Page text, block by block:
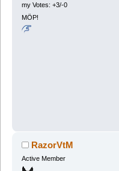
my Votes: +3/-0
MÖP!
RazorVtM
Active Member